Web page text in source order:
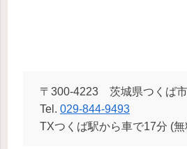
〒300-4223 茨城県つくば
Tel. 029-844-9493
TXつくば駅から車で17分 (